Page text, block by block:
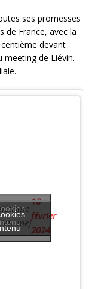
ses promesses
de France, avec la
centième devant
de Liévin.
18
février
2024